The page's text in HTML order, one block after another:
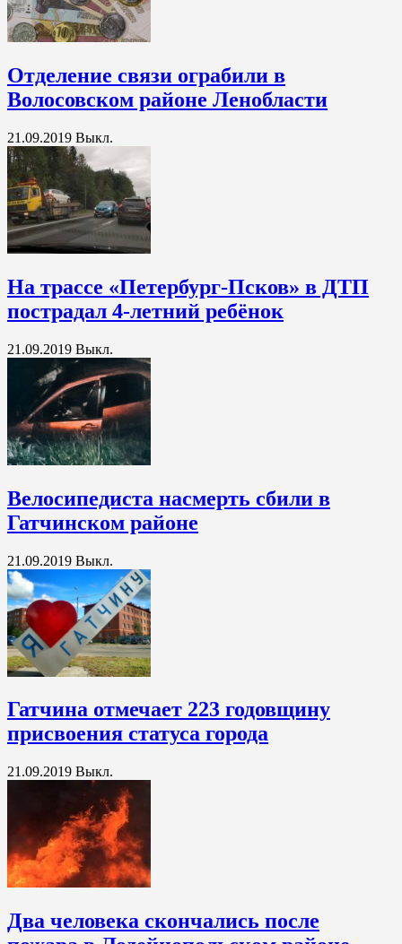
Отделение связи ограбили в
Волосовском районе Ленобласти
21.09.2019 Выкл.
На трассе «Петербург-Псков» в ДТП
пострадал 4-летний ребёнок
21.09.2019 Выкл.
Велосипедиста насмерть сбили в
Гатчинском районе
21.09.2019 Выкл.
Гатчина отмечает 223 годовщину
присвоения статуса города
21.09.2019 Выкл.
Два человека скончались после